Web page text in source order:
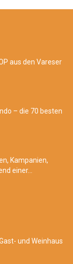
aus den Vareser
– die 70 besten
Kampanien,
einer...
und Weinhaus